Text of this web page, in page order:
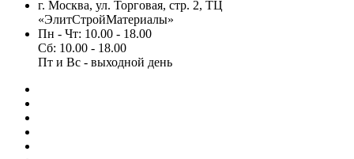
г. Москва, ул. Торговая, стр. 2, ТЦ
«ЭлитСтройМатериалы»
Пн - Чт: 10.00 - 18.00
Сб: 10.00 - 18.00
Пт и Вс - выходной день